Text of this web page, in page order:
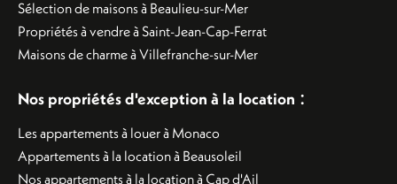
Sélection de maisons à Beaulieu-sur-Mer
Propriétés à vendre à Saint-Jean-Cap-Ferrat
Maisons de charme à Villefranche-sur-Mer
Nos propriétés d'exception à la location :
Les appartements à louer à Monaco
Appartements à la location à Beausoleil
Nos appartements à la location à Cap d'Ail